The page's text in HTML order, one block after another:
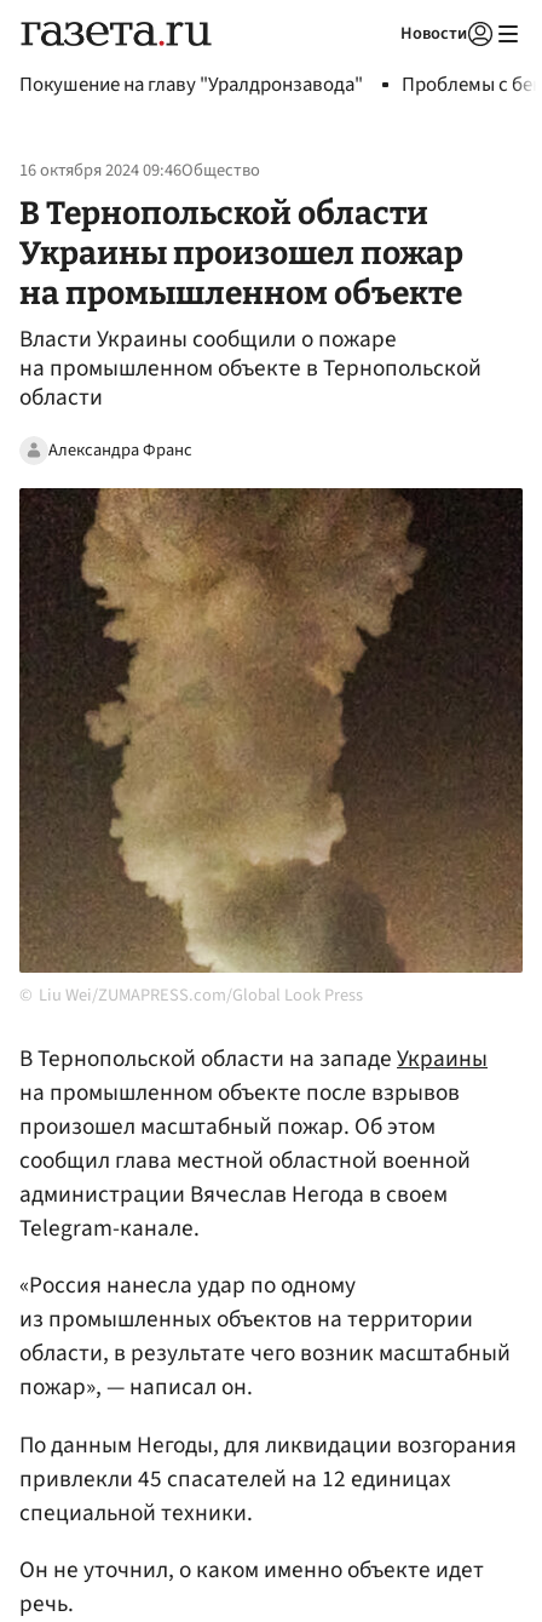
Новости
Покушение на главу "Уралдронзавода" Проблемы с
16 октября 2024 09:46Общество
В Тернопольской области
Украины произошел пожар
на промышленном объекте
Власти Украины сообщили о пожаре
на промышленном объекте в Тернопольской
области
Александра Франс
Liu Wei/ZUMAPRESS.com/Global Look Press
В Тернопольской области на западеУкраины
на промышленном объекте после взрывов
произошел масштабный пожар. Об этом
сообщил глава местной областной военной
администрации Вячеслав Негода в своем
Telegram-канале.
«Россия нанесла удар по одному
из промышленных объектов на территории
области, в результате чего возник масштабный
пожар», — написал он.
По данным Негоды, для ликвидации возгорания
привлекли 45 спасателей на 12 единицах
специальной техники.
Он не уточнил, о каком именно объекте идет
речь.